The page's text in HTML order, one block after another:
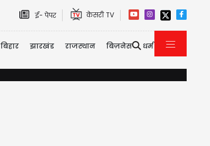
ई- पेपर केसरी TV
बिहार झारखंड राजस्थान बिज़नेस धर्म